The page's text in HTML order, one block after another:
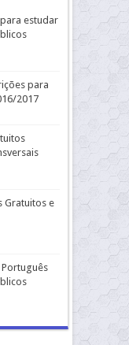
estudar
para
2017
Gratuitos e